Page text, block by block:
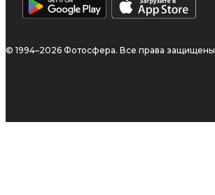
© 1994–2026 Фотосфера. Все права защищены